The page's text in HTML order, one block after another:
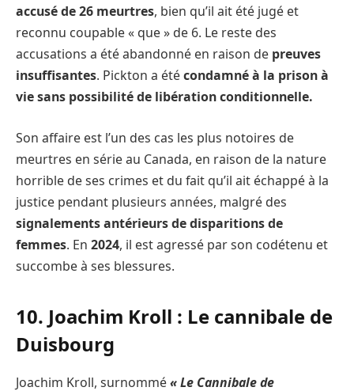
accusé de 26 meurtres, bien qu’il ait été jugé et
reconnu coupable « que » de 6. Le reste des
accusations a été abandonné en raison de preuves
insuffisantes. Pickton a étécondamné à la prison à
vie sans possibilité de libération conditionnelle.
Son affaire est l’un des cas les plus notoires de
meurtres en série au Canada, en raison de la nature
horrible de ses crimes et du fait qu’il ait échappé à la
justice pendant plusieurs années, malgré des
signalements antérieurs de disparitions de
femmes. En 2024, il est agressé par son codétenu et
succombe à ses blessures.
10. Joachim Kroll : Le cannibale de
Duisbourg
Joachim Kroll, surnommé« Le Cannibale de